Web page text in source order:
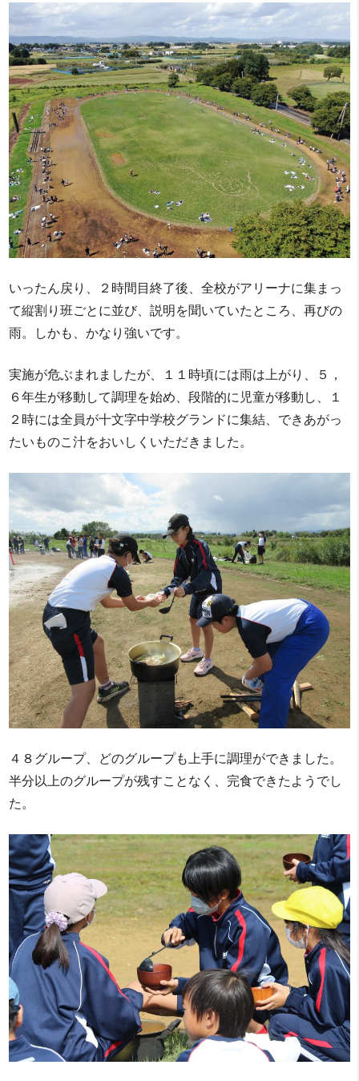
いったん戻り、２時間目終了後、全校がアリーナに集まっ
て縦割り班ごとに並び、説明を聞いていたところ、再びの
雨。しかも、かなり強いです。
実施が危ぶまれましたが、１１時頃には雨は上がり、５，
６年生が移動して調理を始め、段階的に児童が移動し、１
２時には全員が十文字中学校グランドに集結、できあがっ
たいものこ汁をおいしくいただきました。
４８グループ、どのグループも上手に調理ができました。
半分以上のグループが残すことなく、完食できたようでし
た。